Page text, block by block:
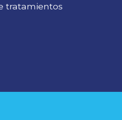
tratamientos